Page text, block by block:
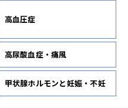
高血圧症
高尿酸血症・痛風
甲状腺ホルモンと妊娠・不妊